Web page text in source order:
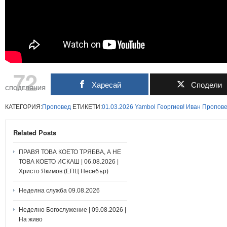
72
СПОДЕЛЯНИЯ Харесай Сподели
КАТЕГОРИЯ:Проповед ЕТИКЕТИ:01.03.2026 Yambol Георгиев! Иван
Related Posts
ПРАВЯ ТОВА КОЕТО ТРЯБВА, А НЕ
ТОВА КОЕТО ИСКАШ | 06.08.2026 |
Христо Якимов (ЕПЦ Несебър)
Неделна служба 09.08.2026
Неделно Богослужение | 09.08.2026 |
На живо